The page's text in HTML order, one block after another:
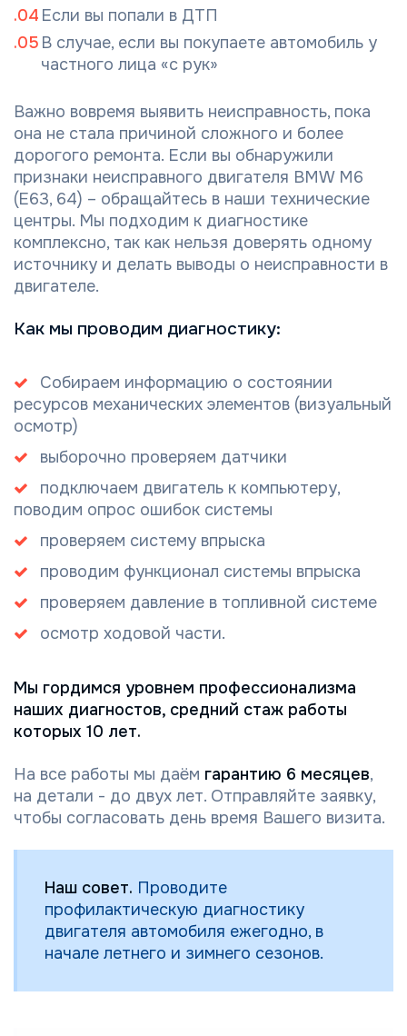
Если вы попали в ДТП
В случае, если вы покупаете автомобиль у
частного лица «с рук»
Важно вовремя выявить неисправность, пока
она не стала причиной сложного и более
дорогого ремонта. Если вы обнаружили
признаки неисправного двигателя BMW M6
(E63, 64) – обращайтесь в наши технические
центры. Мы подходим к диагностике
комплексно, так как нельзя доверять одному
источнику и делать выводы о неисправности в
двигателе.
Как мы проводим диагностику:
Собираем информацию о состоянии
ресурсов механических элементов (визуальный
осмотр)
выборочно проверяем датчики
подключаем двигатель к компьютеру,
поводим опрос ошибок системы
проверяем систему впрыска
проводим функционал системы впрыска
проверяем давление в топливной системе
осмотр ходовой части.
Мы гордимся уровнем профессионализма
наших диагностов, средний стаж работы
которых 10 лет.
На все работы мы даём гарантию 6 месяцев,
на детали - до двух лет. Отправляйте заявку,
чтобы согласовать день время Вашего визита.
Наш совет. Проводите
профилактическую диагностику
двигателя автомобиля ежегодно, в
начале летнего и зимнего сезонов.